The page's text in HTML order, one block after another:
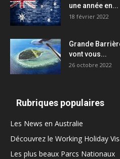
une année en...
18 février 2022
Grande
vont vous...
26 octobre 2022
Rubriques populaires
Les News en Australie
Découvrez le Working Holiday
Les plus beaux Parcs Nationaux